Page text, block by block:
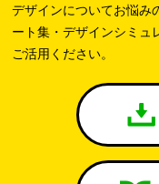
デザインについてお悩み
ート集・デザインシミュ
ご活用ください。